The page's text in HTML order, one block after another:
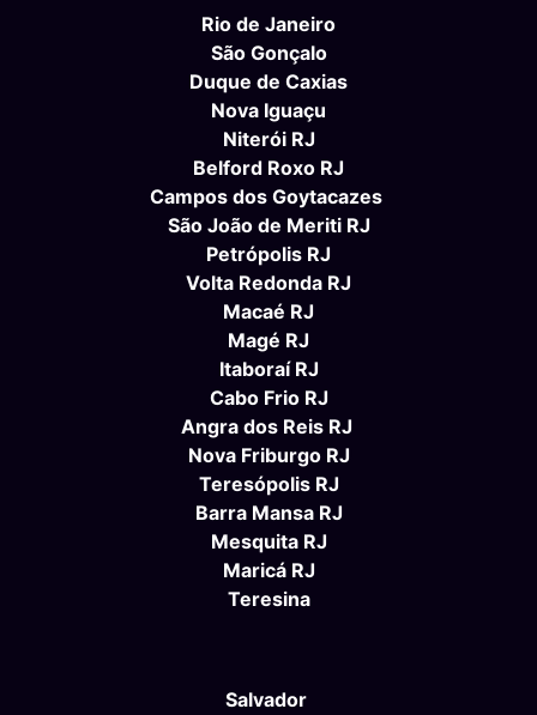
Rio de Janeiro
São Gonçalo
Duque de Caxias
Nova Iguaçu
Niterói RJ
Belford Roxo RJ
Campos dos Goytacazes
São João de Meriti RJ
Petrópolis RJ
Volta Redonda RJ
Macaé RJ
Magé RJ
Itaboraí RJ
Cabo Frio RJ
Angra dos Reis RJ
Nova Friburgo RJ
Teresópolis RJ
Barra Mansa RJ
Mesquita RJ
Maricá RJ
Teresina
Salvador